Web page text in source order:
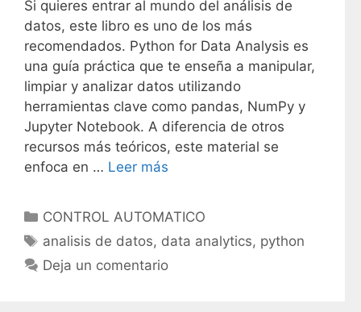
Si quieres entrar al mundo del análisis de
datos, este libro es uno de los más
recomendados. Python for Data Analysis es
una guía práctica que te enseña a manipular,
limpiar y analizar datos utilizando
herramientas clave como pandas, NumPy y
Jupyter Notebook. A diferencia de otros
recursos más teóricos, este material se
enfoca en … Leer más
C
a
e
CONTROL AUTOMATICO
E
t
analisis de datos, data analytics, python
Deja un comentario